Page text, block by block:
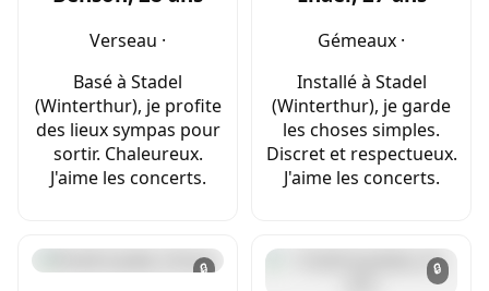
Verseau ·
Basé à Stadel
(Winterthur), je profite
des lieux sympas pour
sortir. Chaleureux.
J'aime les concerts.
Gémeaux ·
Installé à Stadel
(Winterthur), je garde
les choses simples.
Discret et respectueux.
J'aime les concerts.
🔒 🔒